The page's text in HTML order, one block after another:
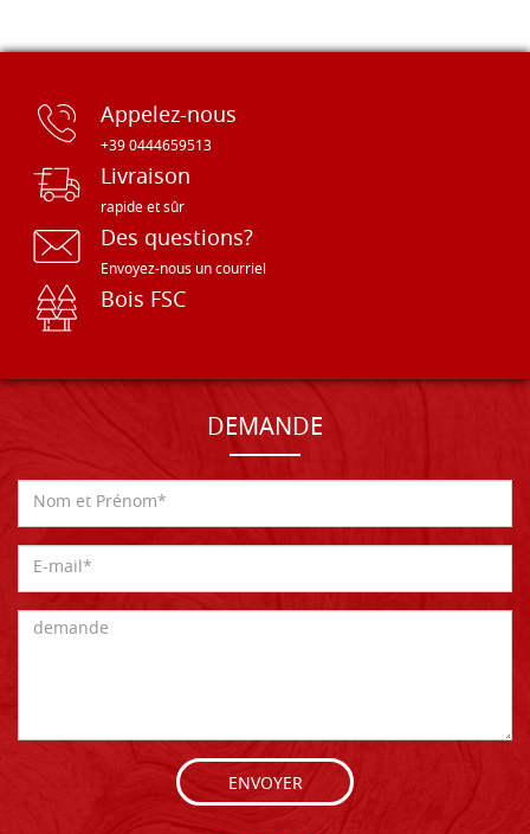
Appelez-nous
+39 0444659513
Livraison
rapide et sûr
Des questions?
Envoyez-nous un courriel
Bois FSC
DEMANDE
ENVOYER